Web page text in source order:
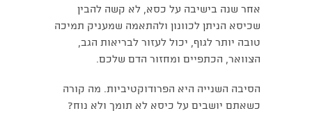
אחר שנה בישיבה על כסא, לא קשה להבין
שכיסא הניתן לכוונון ולהתאמה שמעניק תמיכה
טובה יותר לגוף, יכול לעזור לבריאות הגב,
הצוואר, הכתפיים ומחזור הדם שלכם.
הסיבה השנייה היא הפרודוקטיביות. מה קורה
כשאתם יושבים על כיסא לא תומך ולא נוח?